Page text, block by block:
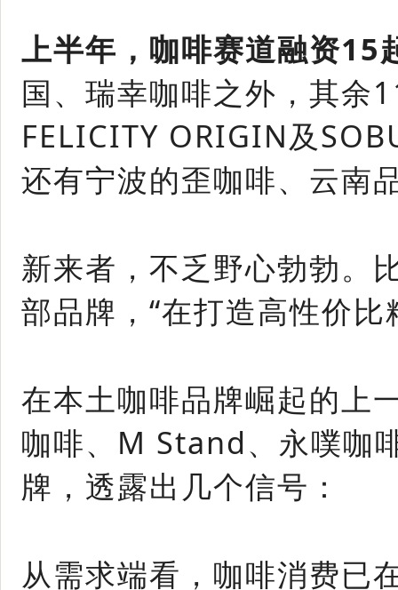
上半年，咖啡赛道融资15
国、瑞幸咖啡之外，其余
FELICITY ORIGIN及
还有宁波的歪咖啡、云南
新来者，不乏野心勃勃。
部品牌，“在打造高性价
在本土咖啡品牌崛起的上
咖啡、M Stand、永噗咖
牌，透露出几个信号：
从需求端看，咖啡消费已